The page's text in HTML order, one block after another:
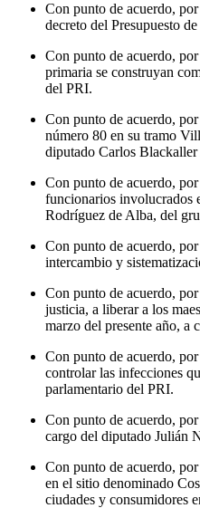
Con punto de acuerdo,
decreto del Presupuesto
Con punto de acuerdo,
primaria se construyan
del PRI.
Con punto de acuerdo,
número 80 en su tramo
diputado Carlos
Con punto de acuerdo,
funcionarios involucrados
Rodríguez de Alba, del
Con punto de acuerdo,
intercambio y
Con punto de acuerdo,
justicia, a liberar a los
marzo del presente año,
Con punto de acuerdo,
controlar las infecciones
parlamentario del PRI.
Con punto de acuerdo,
cargo del diputado Julián
Con punto de acuerdo,
en el sitio denominado
ciudades y consumidores